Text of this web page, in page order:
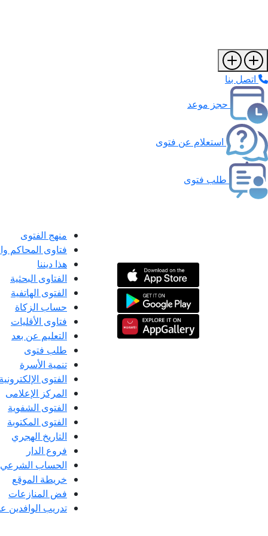
اتصل بنا
حجز موعد
استعلام عن فتوى
طلب فتوى
منهج الفتوى
فتاوى المحاكم
هذا ديننا
الفتاوى البحثية
الفتوى الهاتفية
حساب الزكاة
فتاوى الأقليات
التعليم عن بعد
طلب فتوى
تنمية الأسرة
الفتوى الإلكترونية
المركز الإعلامى
الفتوى الشفوية
الفتوى المكتوبة
التاريخ الهجري
فروع الدار
الحساب الشرعي
خريطة الموقع
فض المنازعات
تدريب الوافدين